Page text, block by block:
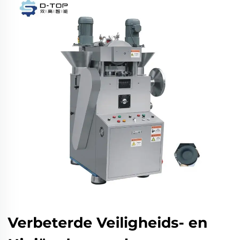
Verbeterde Veiligheids- en